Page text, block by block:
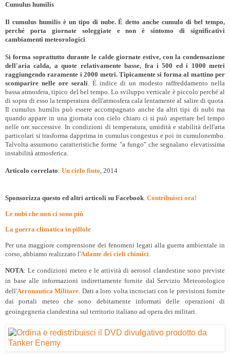
Cumulus humilis
Il cumulus humilis è un tipo di nube. È detto anche cumulo di bel tempo,
perché porta giornate soleggiate e non è sintomo di significativi
cambiamenti meteorologici.
Si forma soprattutto durante le calde giornate estive, con la condensazione
dell'aria calda, a quote relativamente basse, fra i 500 ed i 1000 metri
raggiungendo raramente i 2000 metri. Tipicamente si forma al mattino per
scomparire nelle ore serali. È indice di un modesto raffreddamento nella
bassa atmosfera, tipico del bel tempo. Lo sviluppo verticale è piccolo perché al
di sopra di esso la temperatura dell'atmosfera cala lentamente al salire di quota.
Il cumulus humilis può essere accompagnato anche da altri tipi di nubi ma
quando appare in una giornata con cielo chiaro ci si può aspettare bel tempo
nelle ore successive. In condizioni di temperatura, umidità e stabilità dell'aria
particolari si trasforma dapprima in cumulus congestus e poi in cumulonembo.
Talvolta assumono caratteristiche forme "a fungo" che segnalano elevatissima
instabilità atmosferica.
Articolo correlato: Un cielo finto, 2014
Sponsorizza questo ed altri articoli su Facebook Contribuisci ora!
Le nubi che non ci sono più
La guerra climatica in pillole
Per una maggiore comprensione dei fenomeni legati alla guerra ambientale in
corso, abbiamo realizzato l'Atlante dei cieli chimici
NOTA: Le condizioni meteo e le attività di aerosol clandestine sono previste
in base alle informazioni indirettamente fornite dal Servizio Meteorologico
dell'Aeronautica Militare. Dati a loro volta incrociati con le previsioni fornite
dai portali meteo che sono debitamente informati delle operazioni di
geoingegneria clandestina sul territorio italiano ad opera dei militari.